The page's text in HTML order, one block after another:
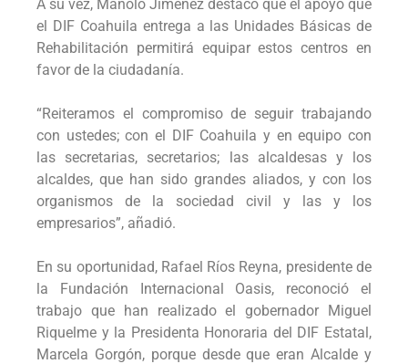
A su vez, Manolo Jiménez destacó que el apoyo que
el DIF Coahuila entrega a las Unidades Básicas de
Rehabilitación permitirá equipar estos centros en
favor de la ciudadanía.
“Reiteramos el compromiso de seguir trabajando
con ustedes; con el DIF Coahuila y en equipo con
las secretarias, secretarios; las alcaldesas y los
alcaldes, que han sido grandes aliados, y con los
organismos de la sociedad civil y las y los
empresarios”, añadió.
En su oportunidad, Rafael Ríos Reyna, presidente de
la Fundación Internacional Oasis, reconoció el
trabajo que han realizado el gobernador Miguel
Riquelme y la Presidenta Honoraria del DIF Estatal,
Marcela Gorgón, porque desde que eran Alcalde y